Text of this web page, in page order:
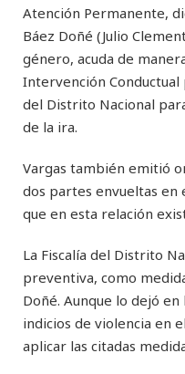
Atención Permanente,
Báez Doñé (Julio
género, acuda de
Intervención Conductual
del Distrito Nacional
de la ira.
Vargas también emitió
dos partes envueltas en
que en esta relación
La Fiscalía del Distrito
preventiva, como
Doñé. Aunque lo dejó
indicios de violencia en
aplicar las citadas